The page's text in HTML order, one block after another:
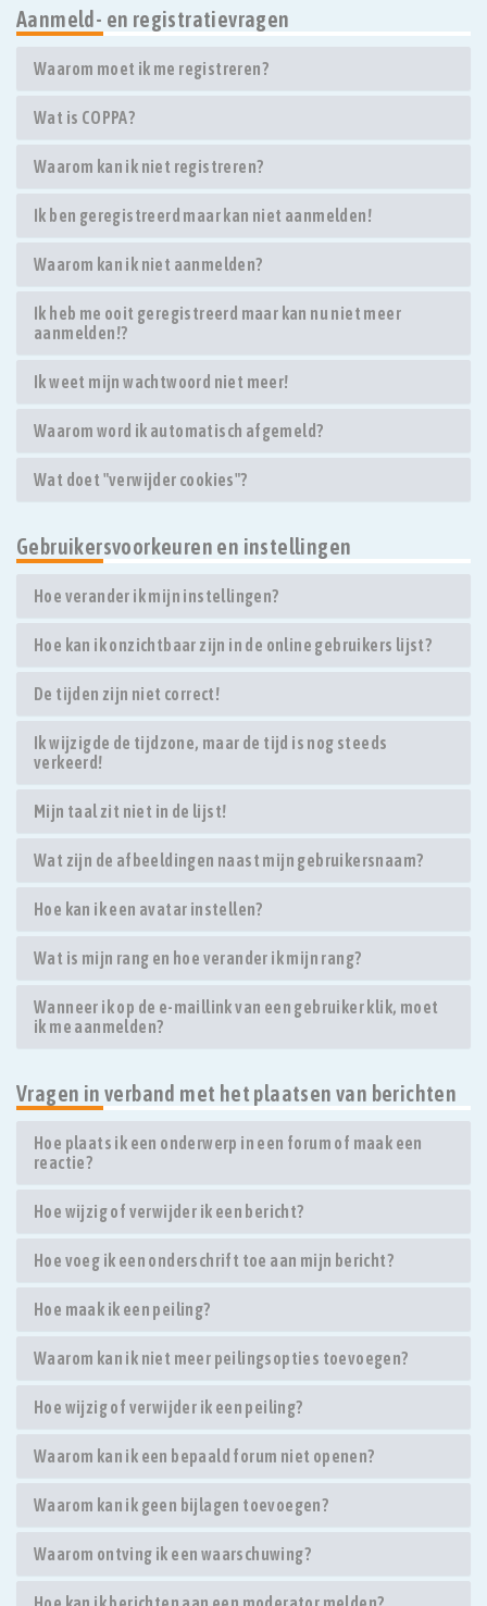
Aanmeld- en registratievragen
Waarom moet ik me registreren?
Wat is COPPA?
Waarom kan ik niet registreren?
Ik ben geregistreerd maar kan niet aanmelden!
Waarom kan ik niet aanmelden?
Ik heb me ooit geregistreerd maar kan nu niet meer
aanmelden!?
Ik weet mijn wachtwoord niet meer!
Waarom word ik automatisch afgemeld?
Wat doet "verwijder cookies"?
Gebruikersvoorkeuren en instellingen
Hoe verander ik mijn instellingen?
Hoe kan ik onzichtbaar zijn in de online gebruikers lijst?
De tijden zijn niet correct!
Ik wijzigde de tijdzone, maar de tijd is nog steeds
verkeerd!
Mijn taal zit niet in de lijst!
Wat zijn de afbeeldingen naast mijn gebruikersnaam?
Hoe kan ik een avatar instellen?
Wat is mijn rang en hoe verander ik mijn rang?
Wanneer ik op de e-maillink van een gebruiker klik, moet
ik me aanmelden?
Vragen in verband met het plaatsen van berichten
Hoe plaats ik een onderwerp in een forum of maak een
reactie?
Hoe wijzig of verwijder ik een bericht?
Hoe voeg ik een onderschrift toe aan mijn bericht?
Hoe maak ik een peiling?
Waarom kan ik niet meer peilingsopties toevoegen?
Hoe wijzig of verwijder ik een peiling?
Waarom kan ik een bepaald forum niet openen?
Waarom kan ik geen bijlagen toevoegen?
Waarom ontving ik een waarschuwing?